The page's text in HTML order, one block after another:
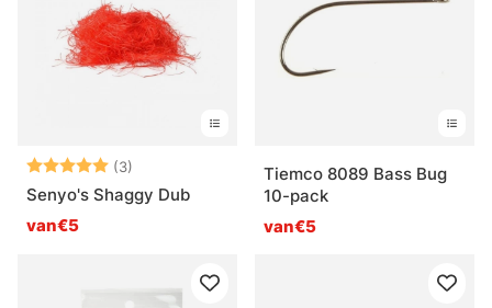
Beoordeling:
(3)
Senyo's Shaggy Dub
van€5
Tiemco 8089 Bass Bug
10-pack
van€5